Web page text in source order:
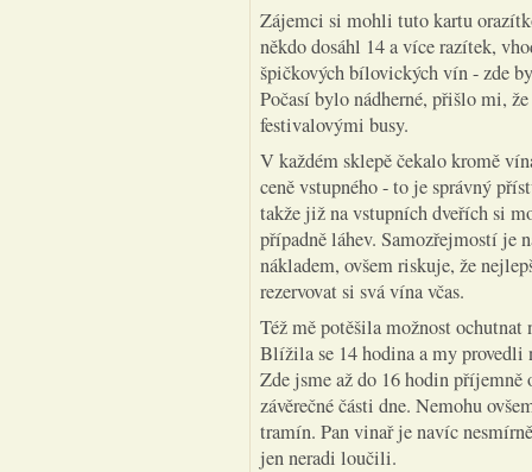
Zájemci si mohli tuto kartu
někdo dosáhl 14 a více razítek,
špičkových bílovických vín - zde
Počasí bylo nádherné, přišlo mi,
festivalovými busy.
V každém sklepě čekalo kromě
ceně vstupného - to je správný
takže již na vstupních dveřích si
případně láhev. Samozřejmostí je
nákladem, ovšem riskuje, že
rezervovat si svá vína včas.
Též mě potěšila možnost
Blížila se 14 hodina a my provedli
Zde jsme až do 16 hodin
závěrečné části dne. Nemohu
tramín. Pan vinař je navíc
jen neradi loučili.